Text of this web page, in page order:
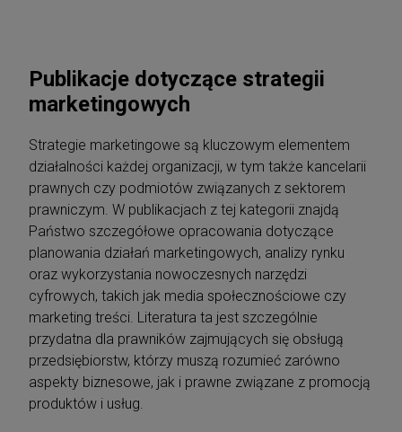
Publikacje dotyczące strategii
marketingowych
Strategie marketingowe są kluczowym elementem
działalności każdej organizacji, w tym także kancelarii
prawnych czy podmiotów związanych z sektorem
prawniczym. W publikacjach z tej kategorii znajdą
Państwo szczegółowe opracowania dotyczące
planowania działań marketingowych, analizy rynku
oraz wykorzystania nowoczesnych narzędzi
cyfrowych, takich jak media społecznościowe czy
marketing treści. Literatura ta jest szczególnie
przydatna dla prawników zajmujących się obsługą
przedsiębiorstw, którzy muszą rozumieć zarówno
aspekty biznesowe, jak i prawne związane z promocją
produktów i usług.